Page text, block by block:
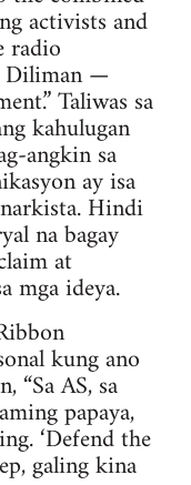
activists and
radio
Diliman —
Taliwas sa
kahulugan
angkin sa
ay isa
Hindi
na bagay
at
mga ideya.
kung ano
“Sa AS, sa
papaya,
‘Defend the
galing kina